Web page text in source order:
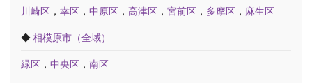
川崎区 ， 幸区 ， 中原区 ， 高津区 ， 宮前区 ， 多摩区 ， 麻生区
◆相模原市（全域）
緑区 ， 中央区 ， 南区